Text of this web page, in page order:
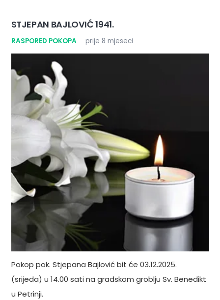
STJEPAN BAJLOVIĆ 1941.
RASPORED POKOPA prije 8 mjeseci
Pokop pok. Stjepana Bajlović bit će 03.12.2025.
(srijeda) u 14.00 sati na gradskom groblju Sv. Benedikt
u Petrinji.